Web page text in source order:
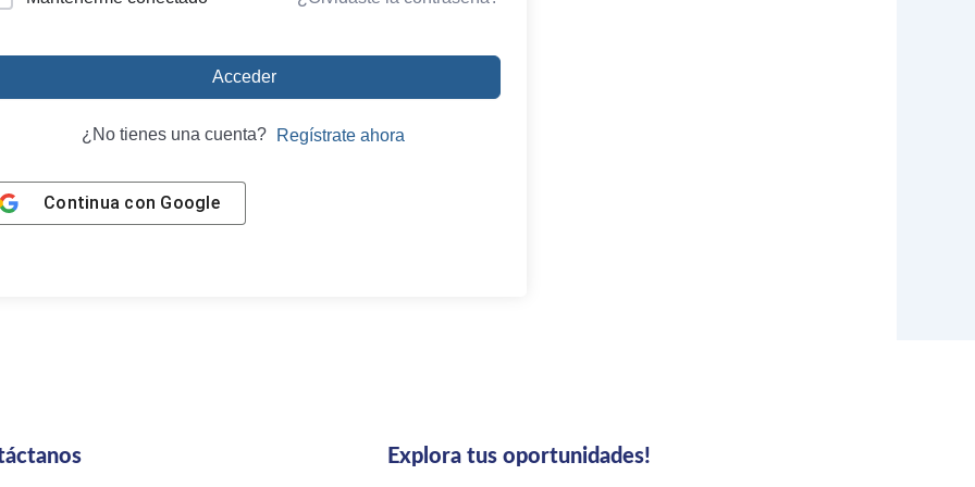
Acceder
¿No tienes una cuenta? Regístrate ahora
Continua con Google
Explora tus oportunidades!